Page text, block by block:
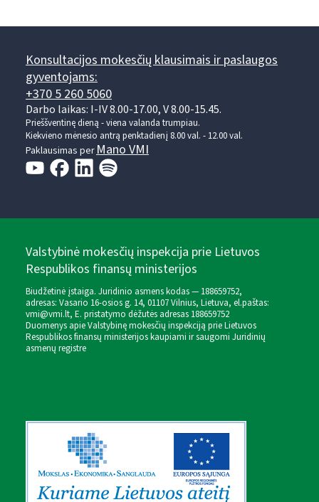
Konsultacijos mokesčių klausimais ir paslaugos
gyventojams:
+370 5 260 5060
Darbo laikas: I-IV 8.00-17.00, V 8.00-15.45.
Prieššventinę dieną - viena valanda trumpiau.
Kiekvieno mėnesio antrą penktadienį 8.00 val. - 12.00 val.
Paklausimas perMano VMI
Valstybinė mokesčių inspekcija prie Lietuvos
Respublikos finansų ministerijos
Biudžetinė įstaiga. Juridinio asmens kodas — 188659752,
adresas: Vasario 16-osios g. 14, 01107 Vilnius, Lietuva, el.paštas:
vmi@vmi.lt, E. pristatymo dėžutės adresas 188659752
Duomenys apie Valstybinę mokesčių inspekciją prie Lietuvos
Respublikos finansų ministerijos kaupiami ir saugomi Juridinių
asmenų registre